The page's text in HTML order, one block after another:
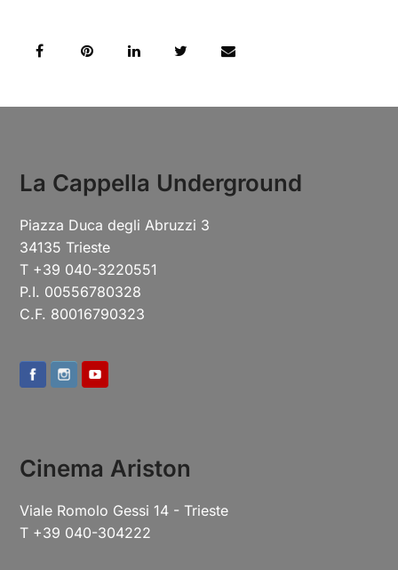
La Cappella Underground
Piazza Duca degli Abruzzi 3
34135 Trieste
T +39 040-3220551
P.I. 00556780328
C.F. 80016790323
Cinema Ariston
Viale Romolo Gessi 14 - Trieste
T +39 040-304222